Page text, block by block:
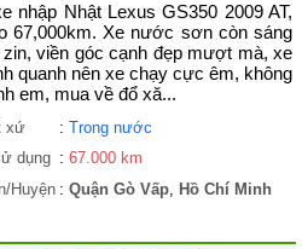
nhập Nhật Lexus GS350 2009 AT,
67,000km. Xe nước sơn còn sáng
zin, viền góc cạnh đẹp mượt mà, xe
quanh nên xe chạy cực êm, không
em, mua về đổ xă...
xứ : Trong nước
dụng : 67.000 km
Huyện : Quận Gò Vấp, Hồ Chí Minh